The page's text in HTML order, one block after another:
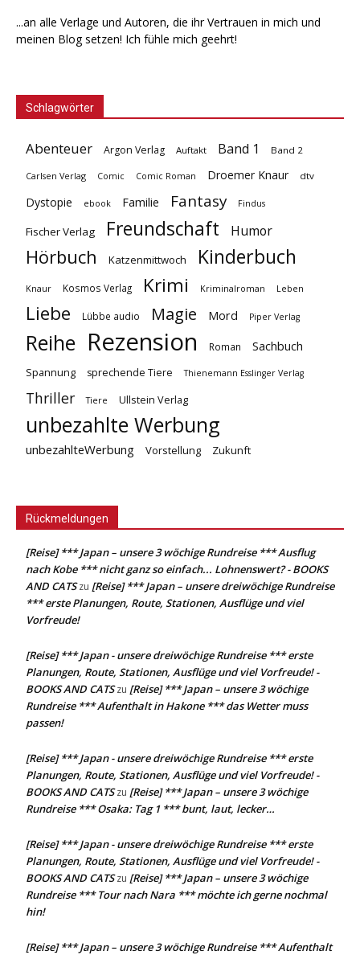
...an alle Verlage und Autoren, die ihr Vertrauen in mich und
meinen Blog setzen! Ich fühle mich geehrt!
Schlagwörter
Abenteuer Argon Verlag Auftakt Band 1 Band 2
Carlsen Verlag Comic Comic Roman Droemer Knaur dtv
Dystopie ebook Familie Fantasy Findus
Fischer Verlag Freundschaft Humor
Hörbuch Katzenmittwoch Kinderbuch
Knaur Kosmos Verlag Krimi Kriminalroman Leben
Liebe Lübbe audio Magie Mord Piper Verlag
Reihe Rezension Roman Sachbuch
Spannung sprechende Tiere Thienemann Esslinger Verlag
Thriller Tiere Ullstein Verlag
unbezahlte Werbung
unbezahlteWerbung Vorstellung Zukunft
Rückmeldungen
[Reise] *** Japan – unsere 3 wöchige Rundreise *** Ausflug
nach Kobe *** nicht ganz so einfach... Lohnenswert? - BOOKS
AND CATSzu [Reise] *** Japan – unsere dreiwöchige Rundreise
*** erste Planungen, Route, Stationen, Ausflüge und viel
Vorfreude!
[Reise] *** Japan - unsere dreiwöchige Rundreise *** erste
Planungen, Route, Stationen, Ausflüge und viel Vorfreude! -
BOOKS AND CATSzu [Reise] *** Japan – unsere 3 wöchige
Rundreise *** Aufenthalt in Hakone *** das Wetter muss
passen!
[Reise] *** Japan - unsere dreiwöchige Rundreise *** erste
Planungen, Route, Stationen, Ausflüge und viel Vorfreude! -
BOOKS AND CATSzu [Reise] *** Japan – unsere 3 wöchige
Rundreise *** Osaka: Tag 1 *** bunt, laut, lecker…
[Reise] *** Japan - unsere dreiwöchige Rundreise *** erste
Planungen, Route, Stationen, Ausflüge und viel Vorfreude! -
BOOKS AND CATSzu [Reise] *** Japan – unsere 3 wöchige
Rundreise *** Tour nach Nara *** möchte ich gerne nochmal
hin!
[Reise] *** Japan – unsere 3 wöchige Rundreise *** Aufenthalt